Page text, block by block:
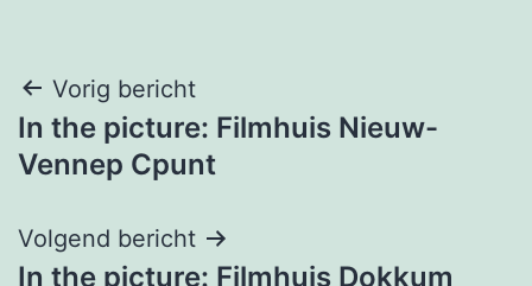
Bericht
navigatie
Vorig bericht
In the picture: Filmhuis Nieuw-
Vennep Cpunt
Volgend bericht
In the picture: Filmhuis Dokkum